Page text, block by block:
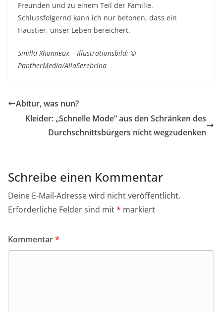
Freunden und zu einem Teil der Familie.
Schlussfolgernd kann ich nur betonen, dass ein
Haustier, unser Leben bereichert.
Smilla Xhonneux – Illustrationsbild: ©
PantherMedia/AllaSerebrina
Abitur, was nun?
Kleider: „Schnelle Mode“ aus den Schränken des
Durchschnittsbürgers nicht wegzudenken
Schreibe einen Kommentar
Deine E-Mail-Adresse wird nicht veröffentlicht.
Erforderliche Felder sind mit* markiert
Kommentar*